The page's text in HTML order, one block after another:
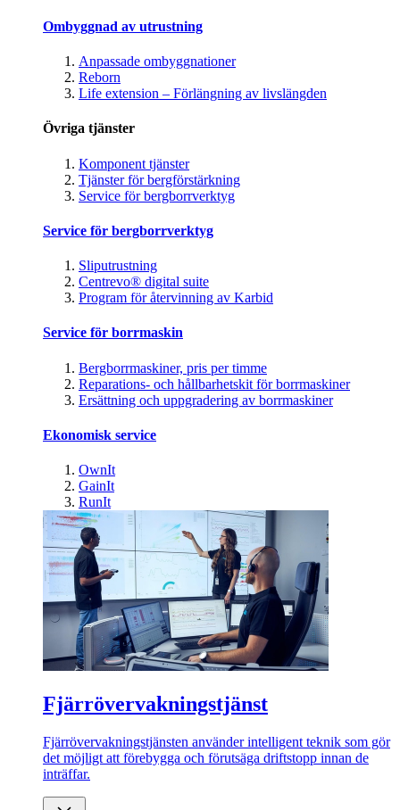
Ombyggnad av utrustning
Anpassade ombyggnationer
Reborn
Life extension – Förlängning av livslängden
Övriga tjänster
Komponent tjänster
Tjänster för bergförstärkning
Service för bergborrverktyg
Service för bergborrverktyg
Sliputrustning
Centrevo® digital suite
Program för återvinning av Karbid
Service för borrmaskin
Bergborrmaskiner, pris per timme
Reparations- och hållbarhetskit för borrmaskiner
Ersättning och uppgradering av borrmaskiner
Ekonomisk service
OwnIt
GainIt
RunIt
Fjärrövervakningstjänst
Fjärrövervakningstjänsten använder intelligent teknik som gör
det möjligt att förebygga och förutsäga driftstopp innan de
inträffar.